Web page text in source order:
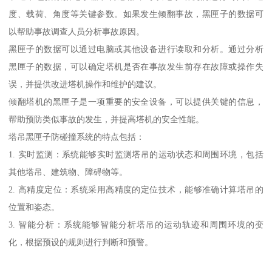
度、载荷、角度等关键参数。如果发生倾翻事故，黑匣子的数据可
以帮助事故调查人员分析事故原因。
黑匣子的数据可以通过电脑或其他设备进行读取和分析。通过分析
黑匣子的数据，可以确定塔机是否在事故发生前存在故障或操作失
误，并提供改进塔机操作和维护的建议。
倾翻塔机的黑匣子是一项重要的安全设备，可以提供关键的信息，
帮助预防类似事故的发生，并提高塔机的安全性能。
塔吊黑匣子防碰撞系统的特点包括：
1. 实时监测：系统能够实时监测塔吊的运动状态和周围环境，包括
其他塔吊、建筑物、障碍物等。
2. 高精度定位：系统采用高精度的定位技术，能够准确计算塔吊的
位置和姿态。
3. 智能分析：系统能够智能分析塔吊的运动轨迹和周围环境的变
化，根据预设的规则进行判断和预警。